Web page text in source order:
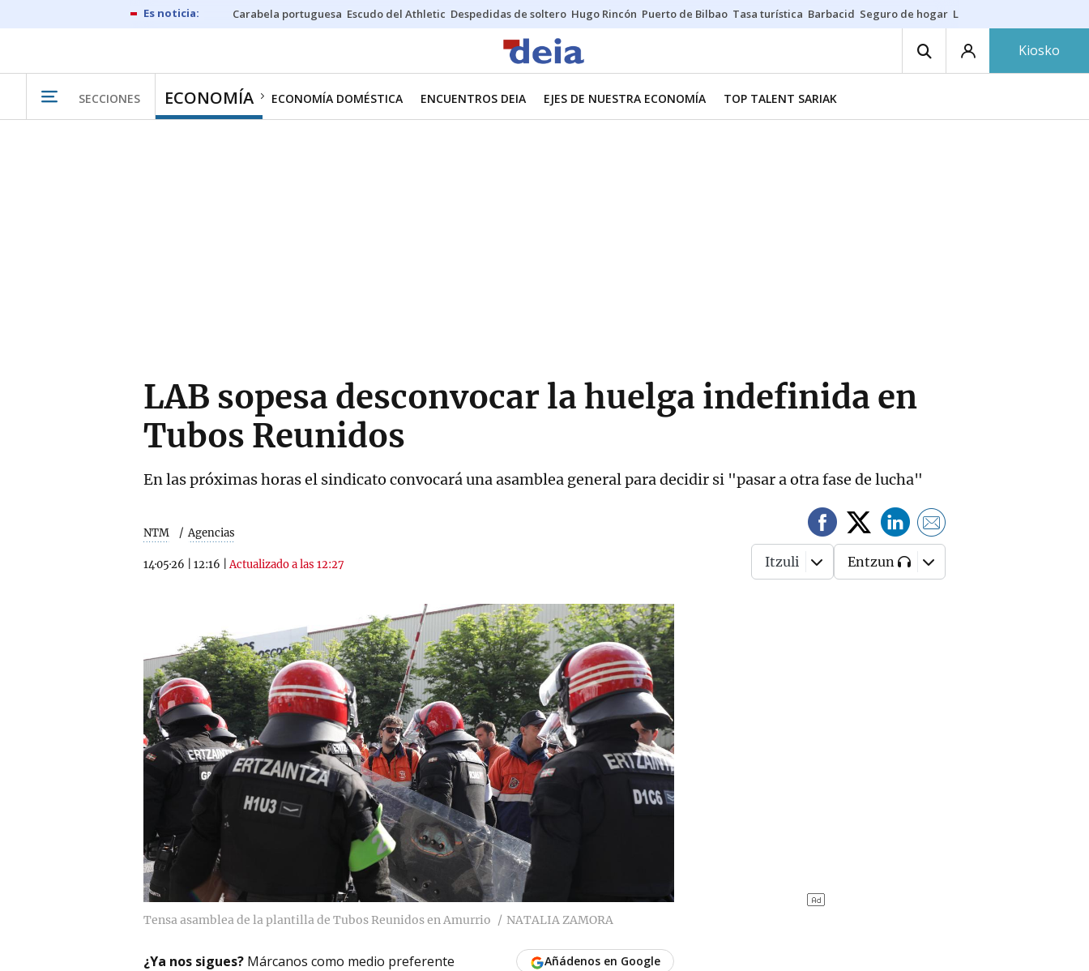
Carabela portuguesa Escudo del Athletic Despedidas de soltero Hugo Rincón Puerto de Bilbao Tasa turística Barbacid Seguro de hogar Lío Athletic-Osasuna
Kiosko
SECCIONES ECONOMÍA ECONOMÍA DOMÉSTICA ENCUENTROS DEIA EJES DE NUESTRA ECONOMÍA TOP TALENT SARIAK
LAB sopesa desconvocar la huelga indefinida en
Tubos Reunidos
En las próximas horas el sindicato convocará una asamblea general para decidir si "pasar a otra fase de lucha"
NTM Agencias
14·05·26 12:16 |Actualizado a las 12:27 Itzuli Entzun
Tensa asamblea de la plantilla de Tubos Reunidos en Amurrio NATALIA ZAMORA
¿Ya nos sigues? Márcanos como medio preferente Añádenos en Google